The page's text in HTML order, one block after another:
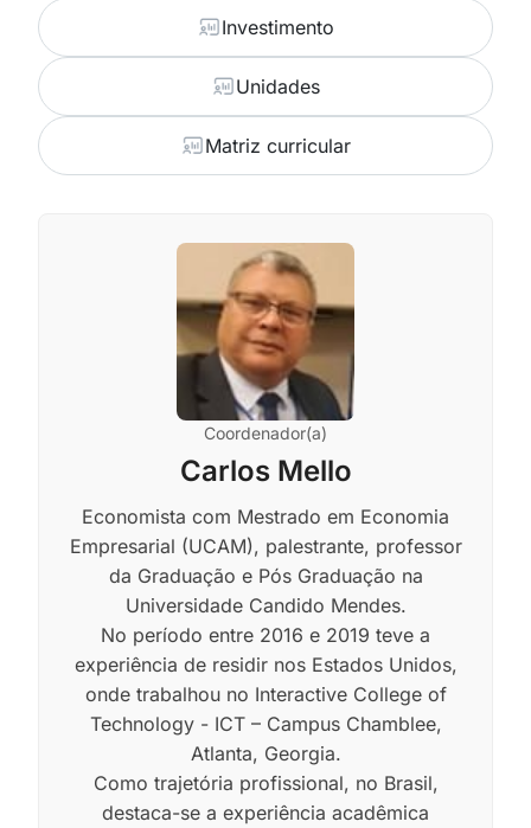
Investimento
Unidades
Matriz curricular
Coordenador(a)
Carlos Mello
Economista com Mestrado em Economia
Empresarial (UCAM), palestrante, professor
da Graduação e Pós Graduação na
Universidade Candido Mendes.
No período entre 2016 e 2019 teve a
experiência de residir nos Estados Unidos,
onde trabalhou no Interactive College of
Technology - ICT – Campus Chamblee,
Atlanta, Georgia.
Como trajetória profissional, no Brasil,
destaca-se a experiência acadêmica